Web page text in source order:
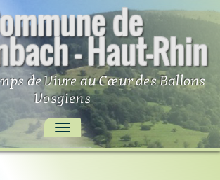
de
– Haut-Rhin
de Vivre au Cœur des Ballons
Vosgiens
AFFICHER/MASQUER
LA
NAVIGATION